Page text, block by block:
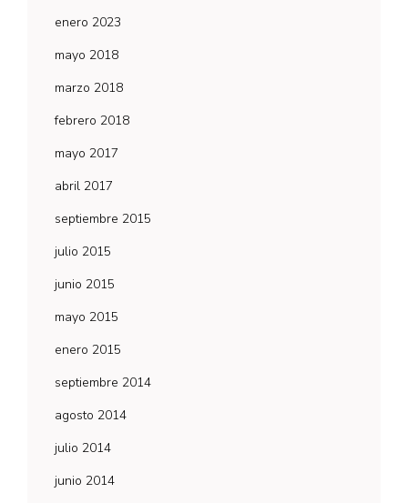
enero 2023
mayo 2018
marzo 2018
febrero 2018
mayo 2017
abril 2017
septiembre 2015
julio 2015
junio 2015
mayo 2015
enero 2015
septiembre 2014
agosto 2014
julio 2014
junio 2014